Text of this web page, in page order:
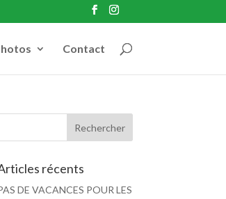
Contact
récents
DE VACANCES POUR LES